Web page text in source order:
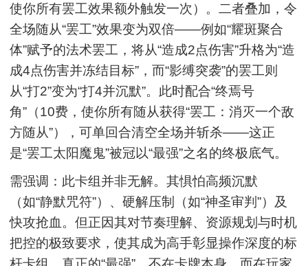
使你所有罢工效果额外触发一次）。二者叠加，令
全场随从“罢工”效果变为双倍——例如“耀斑聚合
体”赋予的法术罢工，将从“造成2点伤害”升格为“造
成4点伤害并冻结目标”，而“影缚突袭”的罢工则
从“打2”变为“打4并沉默”。此时配合“终焉号
角”（10费，使你所有随从获得“罢工：消灭一个敌
方随从”），可单回合清空全场并斩杀——这正
是“罢工太阳魔鬼”被冠以“最强”之名的终极底气。
需强调：此卡组并非无解。其惧怕高频沉默
（如“静默咒符”）、硬解压制（如“神圣审判”）及
快攻抢血。但正因其对节奏理解、资源规划与时机
把控的极致要求，使其成为高手彰显操作深度的标